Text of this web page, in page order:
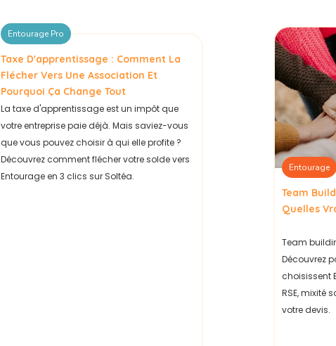
Entourage Pro
Taxe D'apprentissage : Comment La
Flécher Vers Une Association Et
Pourquoi Ça Change Tout
La taxe d'apprentissage est un impôt que
votre entreprise paie déjà. Mais saviez-vous
que vous pouvez choisir à qui elle profite ?
Découvrez comment flécher votre solde vers
Entourage en 3 clics sur Soltéa.
Entourage
Team
Quelles
Team
Découvrez
choisissent
RSE, mixité
votre devis.